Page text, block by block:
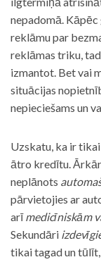
nepadomā.
reklāmu par
reklāmas triku,
izmantot. Bet vai
situācijas
nepieciešams un
Uzskatu, ka ir
ātro kredītu.
neplānots
pārvietojies ar
arīmedicīniskām
Sekundāri
tikai tagad un